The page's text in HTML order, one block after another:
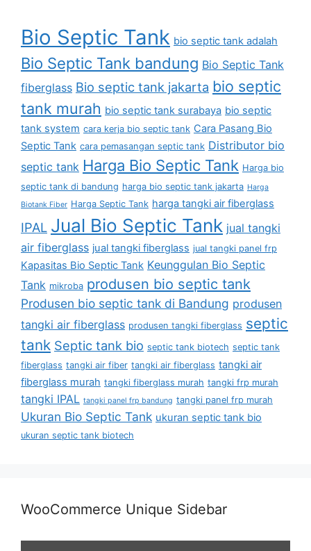
Bio Septic Tank bio septic tank adalah
Bio Septic Tank bandung Bio Septic Tank
fiberglass Bio septic tank jakarta bio septic
tank murah bio septic tank surabaya bio septic
tank system cara kerja bio septic tank Cara Pasang Bio
Septic Tank cara pemasangan septic tank Distributor bio
septic tank Harga Bio Septic Tank Harga bio
septic tank di bandung harga bio septic tank jakarta Harga
Biotank Fiber Harga Septic Tank harga tangki air fiberglass
IPAL Jual Bio Septic Tank jual tangki
air fiberglass jual tangki fiberglass jual tangki panel frp
Kapasitas Bio Septic Tank Keunggulan Bio Septic
Tank mikroba produsen bio septic tank
Produsen bio septic tank di Bandung produsen
tangki air fiberglass produsen tangki fiberglass septic
tank Septic tank bio septic tank biotech septic tank
fiberglass tangki air fiber tangki air fiberglass tangki air
fiberglass murah tangki fiberglass murah tangki frp murah
tangki IPAL tangki panel frp bandung tangki panel frp murah
Ukuran Bio Septic Tank ukuran septic tank bio
ukuran septic tank biotech
WooCommerce Unique Sidebar